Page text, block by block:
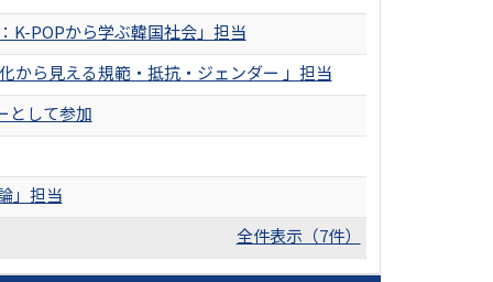
K-POPから学ぶ韓国社会」担当
から見える規範・抵抗・ジェンダー 」担当
として参加
」担当
全件表示（7件）